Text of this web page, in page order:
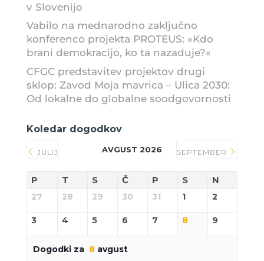
v Slovenijo
Vabilo na mednarodno zaključno
konferenco projekta PROTEUS: »Kdo
brani demokracijo, ko ta nazaduje?«
CFGC predstavitev projektov drugi
sklop: Zavod Moja mavrica – Ulica 2030:
Od lokalne do globalne soodgovornosti
Koledar dogodkov
JULIJ AVGUST 2026 SEPTEMBER
P T S Č P S N
27 28 29 30 31 1 2
3 4 5 6 7 8 9
Dogodki za 8avgust